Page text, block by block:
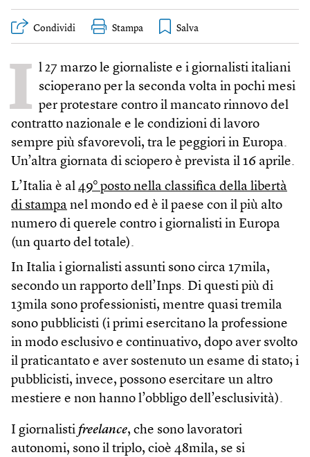
Condividi Stampa
I l 27 marzo le giornaliste e i giornalisti italiani
scioperano per la seconda volta in pochi mesi
per protestare contro il mancato rinnovo del
contratto nazionale e le condizioni di lavoro
sempre più sfavorevoli, tra le peggiori in Europa.
Un’altra giornata di sciopero è prevista il 16 aprile.
L’Italia è al 49° posto nella classifica della libertà
di stampa nel mondo ed è il paese con il più alto
numero di querele contro i giornalisti in Europa
(un quarto del totale).
In Italia i giornalisti assunti sono circa 17mila,
secondo un rapporto dell’Inps. Di questi più di
13mila sono professionisti, mentre quasi tremila
sono pubblicisti (i primi esercitano la professione
in modo esclusivo e continuativo, dopo aver svolto
il praticantato e aver sostenuto un esame di stato; i
pubblicisti, invece, possono esercitare un altro
mestiere e non hanno l’obbligo dell’esclusività).
I giornalisti freelance, che sono lavoratori
autonomi, sono il triplo, cioè 48mila, se si